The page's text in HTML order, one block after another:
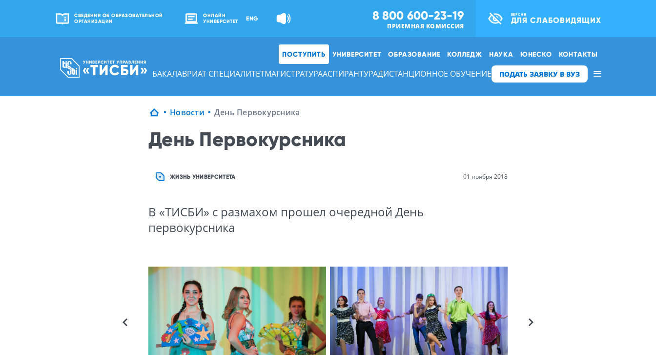
СВЕДЕНИЯ ОБ ОБРАЗОВАТЕЛЬНОЙ
ОРГАНИЗАЦИИ
ОНЛАЙН
УНИВЕРСИТЕТ
ENG 8 800 600-23-19
ПРИЕМНАЯ КОМИССИЯ
ВЕРСИЯ
ДЛЯ СЛАБОВИДЯЩИХ
ПОСТУПИТЬ УНИВЕРСИТЕТ ОБРАЗОВАНИЕ КОЛЛЕДЖ НАУКА ЮНЕСКО КОНТАКТЫ
БАКАЛАВРИАТ СПЕЦИАЛИТЕТМАГИСТРАТУРААСПИРАНТУРАДИСТАНЦИОННОЕ ОБУЧЕНИЕ ПОДАТЬ ЗАЯВКУ В ВУЗ
Новости День Первокурсника
День Первокурсника
ЖИЗНЬ УНИВЕРСИТЕТА 01 ноября 2018
В «ТИСБИ» с размахом прошел очередной День
первокурсника